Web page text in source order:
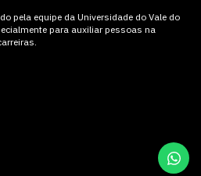
pela equipe da Universidade do Vale do
para auxiliar pessoas na